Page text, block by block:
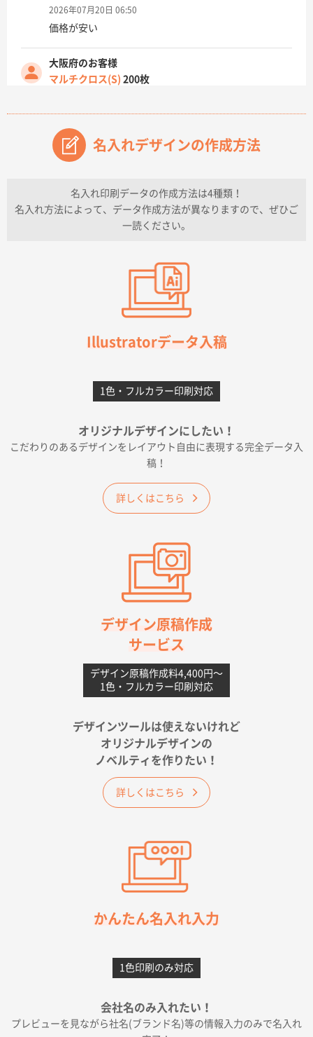
2026年07月20日 06:50
価格が安い
大阪府のお客様
マルチクロス(S) 200枚
原稿データ流用が可能で価格が妥当なこと
兵庫県のお客様
チケットホルダー ダブルポケット
上記のとおりです。
柳さんの対応が素晴らしかった。
フレキソレジ袋 Uバッグ 35号
5000枚
2026年06月28日 15:14
千葉県A社様
2026年06月19日 09:41
価格 大丈夫そうな会社に見えた
大阪府のお客様
A4フルカラークリアファイル1000枚
【ポリ】特別ご注文ページ1000枚
2026年06月08日 17:38
対応の速さ、丁寧さ、提案など
不織布フラットバッグ（A4縦サイズ）1000枚
2026年05月25日 15:10
が決め手です
佐賀県A社様
2026年05月23日 16:24
希望の商品（今回発注分）が一番安かったため
ワンポイント箔押し紙袋 M横サイズ(A4対応)
2026年05月21日 12:56
300枚
2026年05月19日 12:05
大阪府E社様
名入れデザインの作成方法
名入れ印刷データの作成方法は4種類！
名入れ方法によって、データ作成方法が異なりますので、ぜひご
一読ください。
Illustratorデータ入稿
1色・フルカラー印刷対応
オリジナルデザインにしたい！
こだわりのあるデザインをレイアウト自由に表現する完全データ入
稿！
詳しくはこちら
デザイン原稿作成
サービス
デザイン原稿作成料4,400円〜
1色・フルカラー印刷対応
デザインツールは使えないけれど
オリジナルデザインの
ノベルティを作りたい！
詳しくはこちら
かんたん名入れ入力
1色印刷のみ対応
会社名のみ入れたい！
プレビューを見ながら社名(ブランド名)等の情報入力のみで名入れ